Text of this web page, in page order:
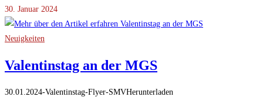
30. Januar 2024
Neuigkeiten
Valentinstag an der MGS
30.01.2024-Valentinstag-Flyer-SMVHerunterladen